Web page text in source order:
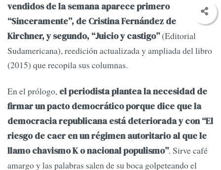
vendidos de la semana aparece primero
“Sinceramente”, de Cristina Fernández de
Kirchner, y segundo, “Juicio y castigo”(Editorial
Sudamericana), reedición actualizada y ampliada del libro
(2015) que recopila sus columnas.
En el prólogo, el periodista plantea la necesidad de
firmar un pacto democrático porque dice que la
democracia republicana está deteriorada y con “El
riesgo de caer en un régimen autoritario al que le
llamo chavismo K o nacional populismo”. Sirve café
amargo y las palabras salen de su boca golpeteando el